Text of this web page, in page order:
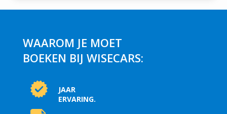
WAAROM JE MOET
BOEKEN BIJ WISECARS:
JAAR
ERVARING.